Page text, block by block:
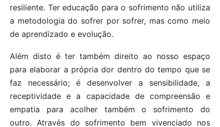
resiliente. Ter educação para o sofrimento não utiliza
a metodologia do sofrer por sofrer, mas como meio
de aprendizado e evolução.
Além disto é ter também direito ao nosso espaço
para elaborar a própria dor dentro do tempo que se
faz necessário; é desenvolver a sensibilidade, a
receptividade e a capacidade de compreensão e
empatia para acolher também o sofrimento do
outro. Através do sofrimento bem vivenciado nos